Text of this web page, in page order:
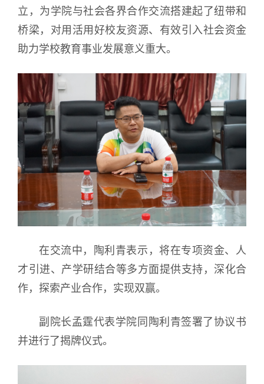
立，为学院与社会各界合作交流搭建起了纽带和
桥梁，对用活用好校友资源、有效引入社会资金
助力学校教育事业发展意义重大。
在交流中，陶利青表示，将在专项资金、人
才引进、产学研结合等多方面提供支持，深化合
作，探索产业合作，实现双赢。
副院长孟霆代表学院同陶利青签署了协议书
并进行了揭牌仪式。